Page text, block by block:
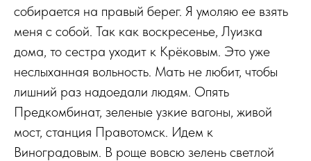
собирается на правый берег. Я умоляю ее взять
меня с собой. Так как воскресенье, Луизка
дома, то сестра уходит к Крёковым. Это уже
неслыханная вольность. Мать не любит, чтобы
лишний раз надоедали людям. Опять
Предкомбинат, зеленые узкие вагоны, живой
мост, станция Правотомск. Идем к
Виноградовым. В роще вовсю зелень светлой